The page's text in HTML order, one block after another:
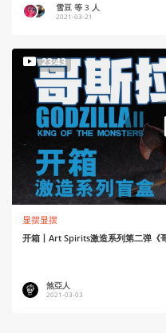
雪豆 等 3 人
2021-03-21
23:43
显摆显摆
开箱丨Art Spirits激造系列第二弹《
煞亞人
2021-03-03